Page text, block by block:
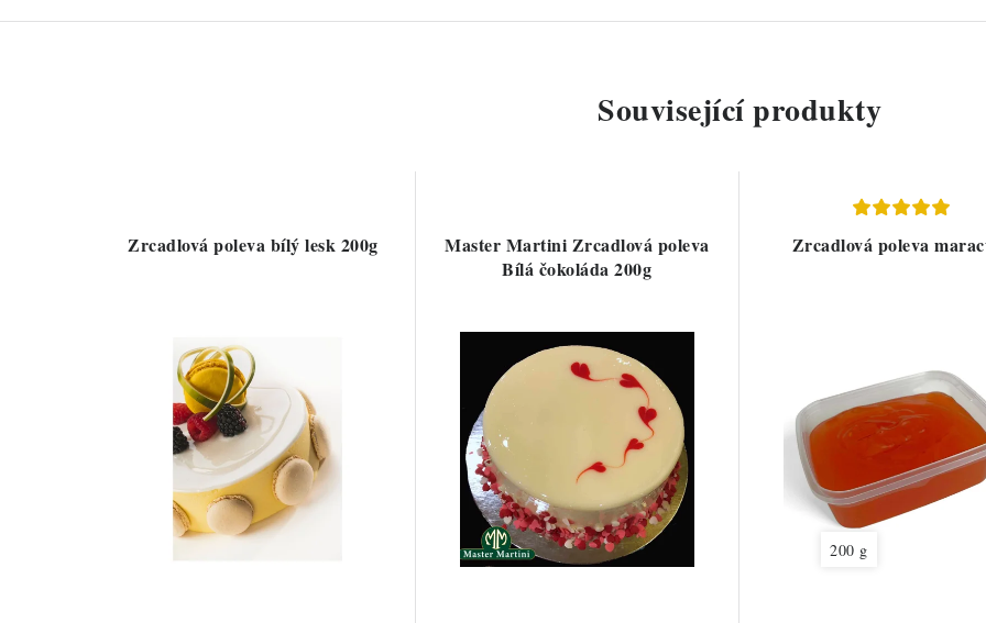
Související produkty
Zrcadlová poleva bílý lesk 200g
Master Martini Zrcadlová poleva
Bílá čokoláda 200g
Zrcadlová poleva
200 g